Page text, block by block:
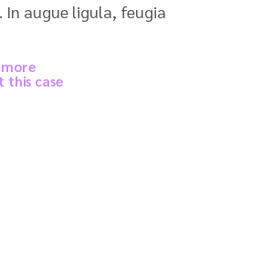
In augue ligula, feugia
more
this case